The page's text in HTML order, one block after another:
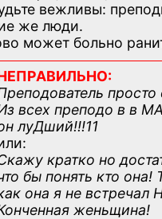
вежливы:
же люди.
может больно
просто
всех преподо в в
луДший!!!11
кратко но
бы понять кто она!
она я не встречал
женьщина!